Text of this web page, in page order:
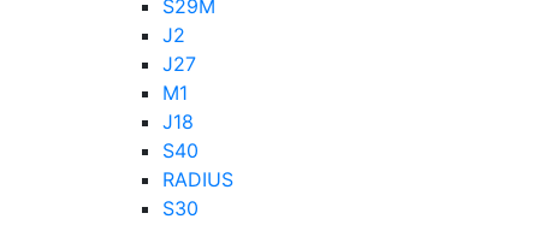
S29M
J2
J27
M1
J18
S40
RADIUS
S30